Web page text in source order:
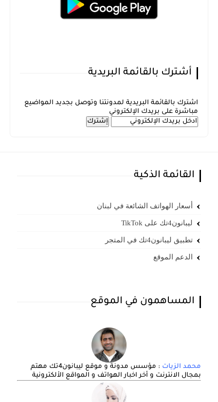
أشترك بالقائمة البريدية
اشترك بالقائمة البريدية لمدونتنا وتوصل بجديد المواضيع
مباشرة على بريدك الإلكتروني
القائمة الذكية
أسعار الهواتف الشائعة في لبنان
ليبانون4تك على TikTok
تطبيق ليبانون4تك في المتجر
الدعم الموقع
المساهمون في الموقع
محمد الزيات
: مؤسس مدونة و موقع ليبانون4تك مهتم
بمجال الانترنت و أخر اخبار الهواتف و المواقع الألكترونية